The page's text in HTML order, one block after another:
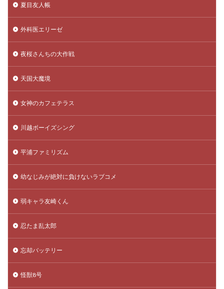
夏目友人帳
外科医エリーゼ
夜桜さんちの大作戦
天国大魔境
女神のカフェテラス
川越ボーイズシング
平浦ファミリズム
幼なじみが絶対に負けないラブコメ
弱キャラ友崎くん
忍たま乱太郎
忘却バッテリー
怪獣8号